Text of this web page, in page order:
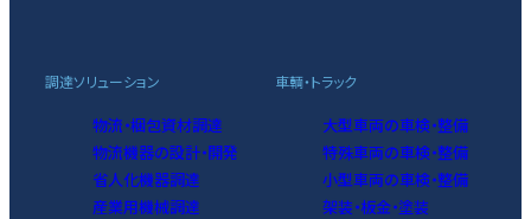
調達ソリューション
物流・梱包資材調達
物流機器の設計・開発
省人化機器調達
産業用機械調達
車輌・トラック
大型車両の車検・整備
特殊車両の車検・整備
小型車両の車検・整備
架装・板金・塗装